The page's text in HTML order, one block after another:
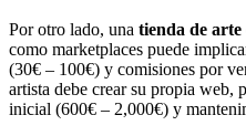
Por otro lado, una tienda de arte
como marketplaces puede
(30€ – 100€) y comisiones por
artista debe crear su propia web,
inicial (600€ – 2,000€) y